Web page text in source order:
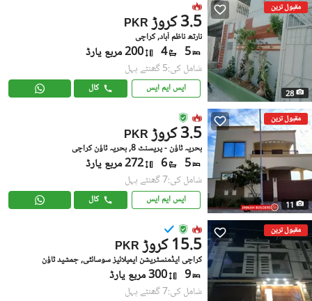
مقبول ترین
28
PKR 3.5 کروڑ
نارتھ ناظم آباد, کراچی
5
4 200 مربع یارڈ
شامل کی:5 گھنٹے پہل
ایس ایم ایس کال
مقبول ترین
11
PKR 3.5 کروڑ
بحریہ ٹاؤن - پریسنٹ 8, بحریہ ٹاؤن کراچی
5
6 272 مربع یارڈ
شامل کی:7 گھنٹے پہل
ایس ایم ایس کال
مقبول ترین
PKR 15.5 کروڑ
کراچی ایڈمنسٹریشن ایمپلائیز سوسائٹی, جمشید ٹاؤن
9 300 مربع یارڈ
شامل کی:7 گھنٹے پہل